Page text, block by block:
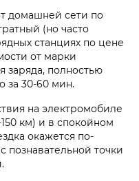
домашней сети по
(но часто
станциях по цене
от марки
заряда, полностью
за 30-60 мин.
на электромобиле
км) и в спокойном
окажется по-
познавательной точки